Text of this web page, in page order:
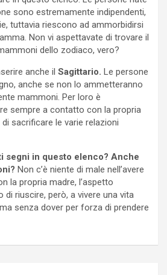
sono estremamente indipendenti,
tuttavia riescono ad ammorbidirsi
Non vi aspettavate di trovare il
dello zodiaco, vero?
anche il Sagittario. Le persone
anche se non lo ammetteranno
mammoni. Per loro è
sempre a contatto con la propria
sacrificare le varie relazioni
segni in questo elenco? Anche
Non c’è niente di male nell’avere
la propria madre, l’aspetto
di riuscire, però, a vivere una vita
senza dover per forza di prendere